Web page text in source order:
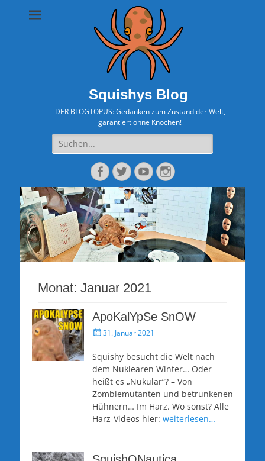
Squishys Blog
DER BLOGTOPUS: Gedanken zum Zustand der Welt,
garantiert ohne Knochen!
Suche
nach:
Facebook
TwitterYouTubeInstagram
Monat: Januar 2021
ApoKalYpSe SnOW
Veröffentlicht
31. Januar 2021
Squishy besucht die Welt nach
dem Nuklearen Winter… Oder
heißt es „Nukular“? – Von
Zombiemutanten und betrunkenen
Hühnern… Im Harz. Wo sonst? Alle
Harz-Videos hier: weiterlesen…